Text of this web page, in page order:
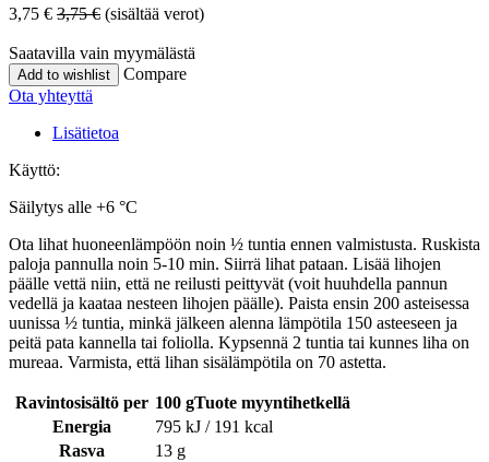
3,75 € 3,75€ (sisältää verot)
Saatavilla vain myymälästä
Add to wishlist
Compare
Ota yhteyttä
Lisätietoa
Käyttö:
Säilytys alle +6 °C
Ota lihat huoneenlämpöön noin ½ tuntia ennen valmistusta. Ruskista
paloja pannulla noin 5-10 min. Siirrä lihat pataan. Lisää lihojen
päälle vettä niin, että ne reilusti peittyvät (voit huuhdella pannun
vedellä ja kaataa nesteen lihojen päälle). Paista ensin 200 asteisessa
uunissa ½ tuntia, minkä jälkeen alenna lämpötila 150 asteeseen ja
peitä pata kannella tai foliolla. Kypsennä 2 tuntia tai kunnes liha on
mureaa. Varmista, että lihan sisälämpötila on 70 astetta.
Ravintosisältö per 100 gTuote myyntihetkellä
Energia
795 kJ / 191 kcal
Rasva
13 g